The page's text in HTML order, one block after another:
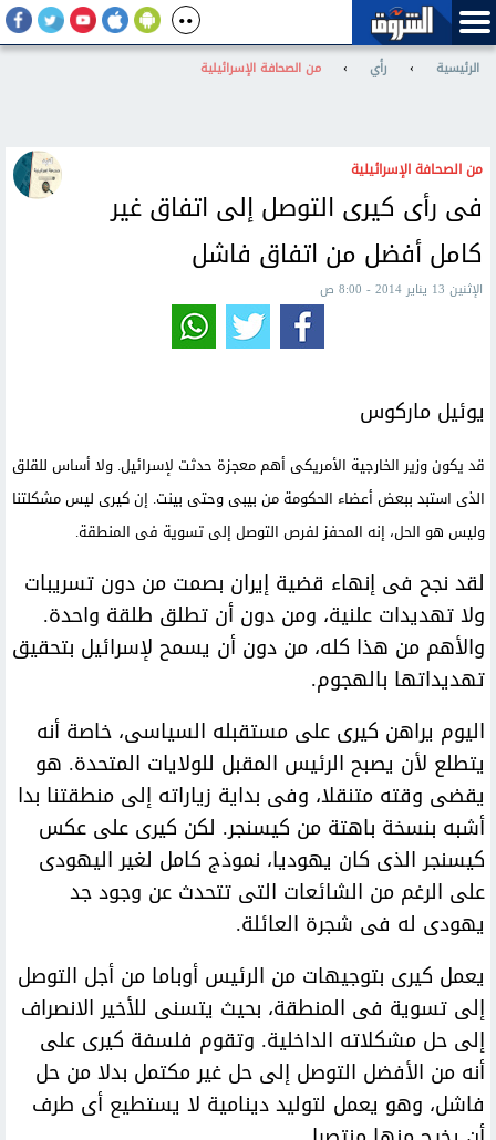
الرئيسية › رأي › من الصحافة الإسرائيلية
من الصحافة الإسرائيلية
فى رأى كيرى التوصل إلى اتفاق غير
كامل أفضل من اتفاق فاشل
الإثنين 13 يناير 2014 - 8:00 ص
يوئيل ماركوس
قد يكون وزير الخارجية الأمريكى أهم معجزة حدثت لإسرائيل. ولا أساس للقلق
الذى استبد ببعض أعضاء الحكومة من بيبى وحتى بينت. إن كيرى ليس مشكلتنا
وليس هو الحل، إنه المحفز لفرص التوصل إلى تسوية فى المنطقة.
لقد نجح فى إنهاء قضية إيران بصمت من دون تسريبات
ولا تهديدات علنية، ومن دون أن تطلق طلقة واحدة.
والأهم من هذا كله، من دون أن يسمح لإسرائيل بتحقيق
تهديداتها بالهجوم.
اليوم يراهن كيرى على مستقبله السياسى، خاصة أنه
يتطلع لأن يصبح الرئيس المقبل للولايات المتحدة. هو
يقضى وقته متنقلا، وفى بداية زياراته إلى منطقتنا بدا
أشبه بنسخة باهتة من كيسنجر. لكن كيرى على عكس
كيسنجر الذى كان يهوديا، نموذج كامل لغير اليهودى
على الرغم من الشائعات التى تتحدث عن وجود جد
يهودى له فى شجرة العائلة.
يعمل كيرى بتوجيهات من الرئيس أوباما من أجل التوصل
إلى تسوية فى المنطقة، بحيث يتسنى للأخير الانصراف
إلى حل مشكلاته الداخلية. وتقوم فلسفة كيرى على
أنه من الأفضل التوصل إلى حل غير مكتمل بدلا من حل
فاشل، وهو يعمل لتوليد دينامية لا يستطيع أى طرف